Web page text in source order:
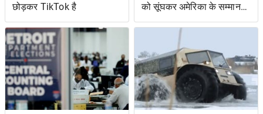
छोड़कर TikTok है
को सूंघकर अमेरिका के सम्मान
की रक्षा की